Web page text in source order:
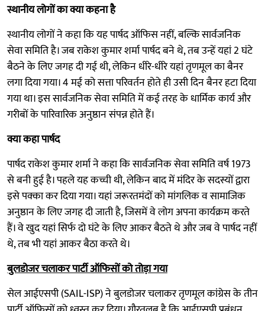
स्थानीय लोगों का क्या कहना है
स्थानीय लोगों ने कहा कि यह पार्षद ऑफिस नहीं, बल्कि सार्वजनिक
सेवा समिति है। जब राकेश कुमार शर्मा पार्षद बने थे, तब उन्हें यहां 2 घंटे
बैठने के लिए जगह दी गई थी, लेकिन धीरे-धीरे यहां तृणमूल का बैनर
लगा दिया गया। 4 मई को सत्ता परिवर्तन होते ही उसी दिन बैनर हटा दिया
गया था। इस सार्वजनिक सेवा समिति में कई तरह के धार्मिक कार्य और
गरीबों के पारिवारिक अनुष्ठान संपन्न होते हैं।
क्या कहा पार्षद
पार्षद राकेश कुमार शर्मा ने कहा कि सार्वजनिक सेवा समिति वर्ष 1973
से बनी हुई है। पहले यह कच्ची थी, लेकिन बाद में मंदिर के सदस्यों द्वारा
इसे पक्का कर दिया गया। यहां जरूरतमंदों को मांगलिक व सामाजिक
अनुष्ठान के लिए जगह दी जाती है, जिसमें वे लोग अपना कार्यक्रम करते
हैं। वे खुद यहां सिर्फ दो घंटे के लिए आकर बैठते थे और जब वे पार्षद नहीं
थे, तब भी यहां आकर बैठा करते थे।
बुलडोजर चलाकर पार्टी ऑफिसों को तोड़ा गया
सेल आईएसपी (SAIL-ISP) ने बुलडोजर चलाकर तृणमूल कांग्रेस के तीन